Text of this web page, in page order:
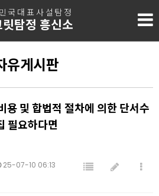
국대표사설탐정
탐정 흥신소
유게시판
용 및 합법적 절차에 의한 단서수
필요하다면
25-07-10 06:13